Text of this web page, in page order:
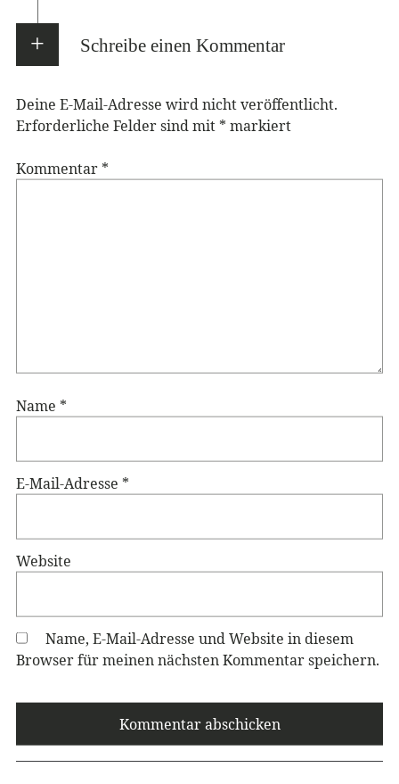
Schreibe einen Kommentar
Deine E-Mail-Adresse wird nicht veröffentlicht.
Erforderliche Felder sind mit * markiert
Kommentar *
Name *
E-Mail-Adresse *
Website
Name, E-Mail-Adresse und Website in diesem
Browser für meinen nächsten Kommentar speichern.